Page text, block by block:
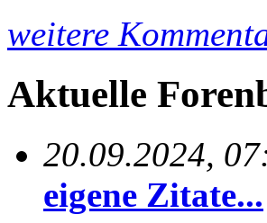
weitere
Aktuelle
20.09.2024,
eigene Zitate...